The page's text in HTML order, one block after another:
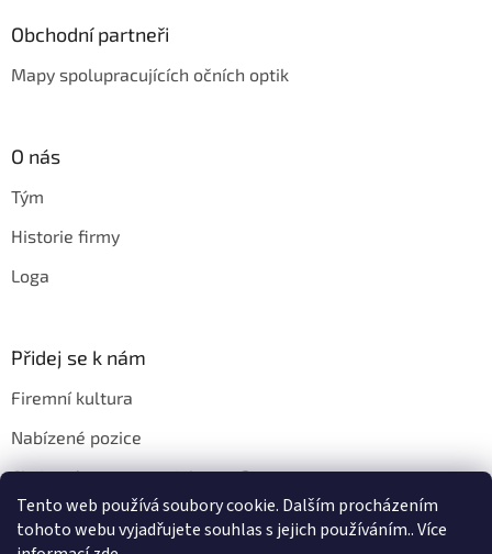
Tento web používá soubory cookie. Dalším procházením
tohoto webu vyjadřujete souhlas s jejich používáním.. Více
Obchodní partneři
Mapy spolupracujících očních optik
O nás
Tým
Historie firmy
Loga
Přidej se k nám
Firemní kultura
Nabízené pozice
Chci u vás pracovat. Jak na to?